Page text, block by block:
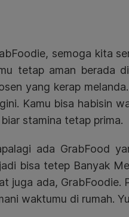
semoga kita
tetap aman berada
yang kerap
Kamu bisa habisin
stamina tetap prima.
ada GrabFood
bisa tetep Banyak
juga ada, GrabFoodie.
waktumu di rumah.